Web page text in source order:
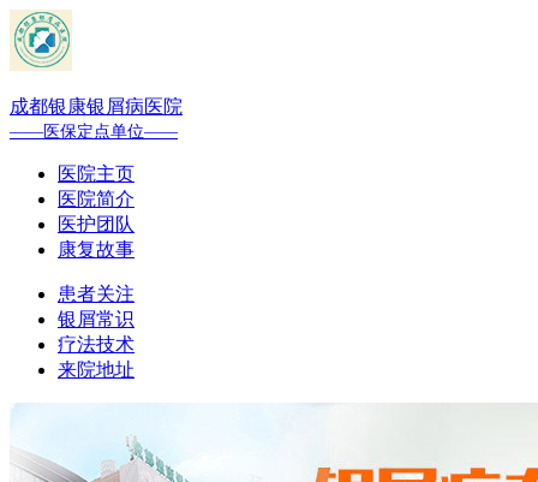
成都银康银屑病医院
——医保定点单位——
医院主页
医院简介
医护团队
康复故事
患者关注
银屑常识
疗法技术
来院地址